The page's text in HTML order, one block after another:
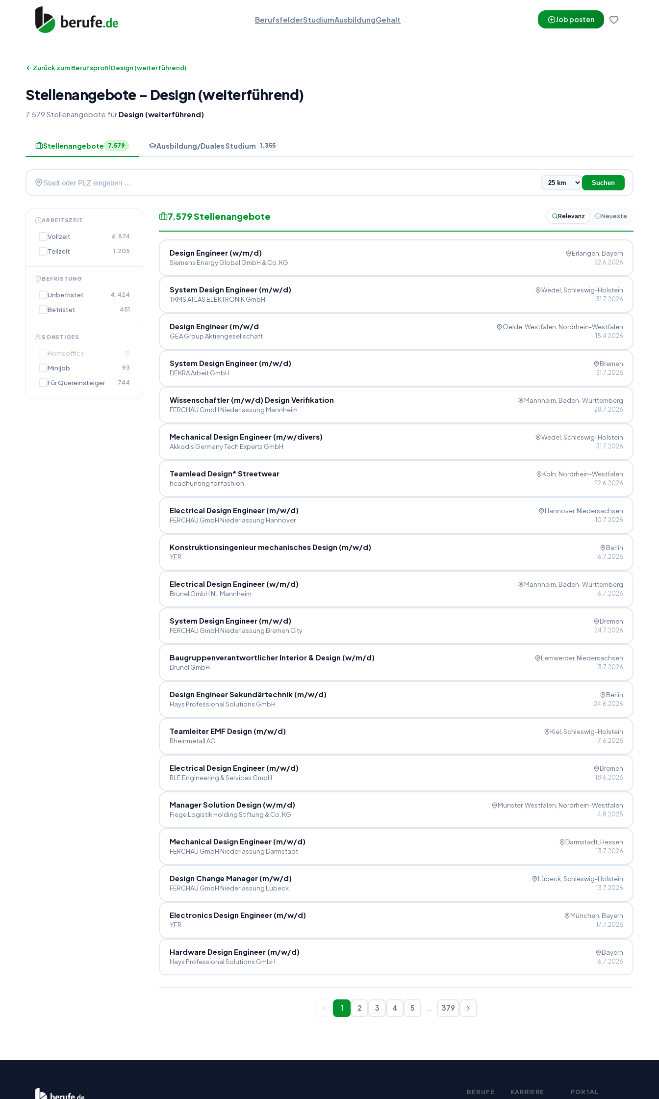
BerufsfelderStudiumAusbildungGehalt Job posten
Zurück zum BerufsprofilDesign (weiterführend)
Stellenangebote– Design (weiterführend)
7.579 Stellenangebote für Design (weiterführend)
Stellenangebote 7.579 Ausbildung/Duales Studium 1.355
Suchen
ARBEITSZEIT
Vollzeit 6.874
Teilzeit 1.205
BEFRISTUNG
Unbefristet 4.424
Befristet 451
SONSTIGES
Homeoffice 0
Minijob 93
Für Quereinsteiger 744
7.579Stellenangebote Relevanz Neueste
Design Engineer (w/m/d)
Siemens Energy Global GmbH & Co. KG
Erlangen , Bayern
22.6.2026
System Design Engineer (m/w/d)
TKMS ATLAS ELEKTRONIK GmbH
Wedel , Schleswig-Holstein
31.7.2026
Design Engineer (m/w/d
GEA Group Aktiengesellschaft
Oelde, Westfalen , Nordrhein-Westfalen
15.4.2026
System Design Engineer (m/w/d)
DEKRA Arbeit GmbH
Bremen
31.7.2026
Wissenschaftler (m/w/d) Design Verifikation
FERCHAU GmbH Niederlassung Mannheim
Mannheim , Baden-Württemberg
28.7.2026
Mechanical Design Engineer (m/w/divers)
Akkodis Germany Tech Experts GmbH
Wedel , Schleswig-Holstein
31.7.2026
Teamlead Design* Streetwear
headhunting for fashion
Köln , Nordrhein-Westfalen
22.6.2026
Electrical Design Engineer (m/w/d)
FERCHAU GmbH Niederlassung Hannover
Hannover, Niedersachsen
10.7.2026
Konstruktionsingenieur mechanisches Design (m/w/d)
YER
Berlin
16.7.2026
Electrical Design Engineer (w/m/d)
Brunel GmbH NL Mannheim
Mannheim , Baden-Württemberg
6.7.2026
System Design Engineer (m/w/d)
FERCHAU GmbH Niederlassung Bremen City
Bremen
24.7.2026
Baugruppenverantwortlicher Interior & Design (w/m/d)
Brunel GmbH
Lemwerder, Niedersachsen
3.7.2026
Design Engineer Sekundärtechnik (m/w/d)
Hays Professional Solutions GmbH
Berlin
24.6.2026
Teamleiter EMF Design (m/w/d)
Rheinmetall AG
Kiel , Schleswig-Holstein
17.6.2026
Electrical Design Engineer (m/w/d)
RLE Engineering & Services GmbH
Bremen
18.6.2026
Manager Solution Design (w/m/d)
Fiege Logistik Holding Stiftung & Co. KG
Münster, Westfalen , Nordrhein-Westfalen
4.8.2025
Mechanical Design Engineer (m/w/d)
FERCHAU GmbH Niederlassung Darmstadt
Darmstadt, Hessen
13.7.2026
Design Change Manager (m/w/d)
FERCHAU GmbH Niederlassung Lübeck
Lübeck, Schleswig-Holstein
13.7.2026
Electronics Design Engineer (m/w/d)
YER
München , Bayern
17.7.2026
Hardware Design Engineer (m/w/d)
Hays Professional Solutions GmbH
Bayern
16.7.2026
1 2 3 4 5 379
BERUFE KARRIERE PORTAL